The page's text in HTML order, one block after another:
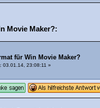
Movie Maker?:
für Win Movie Maker?
: 03.01.14, 23:08:11 »